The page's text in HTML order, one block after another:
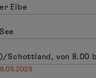
Elbe
Schottland, von 8.00